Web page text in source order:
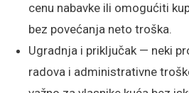
cenu nabavke ili omogućiti
bez povećanja neto troška.
Ugradnja i priključak — neki
radova i administrativne